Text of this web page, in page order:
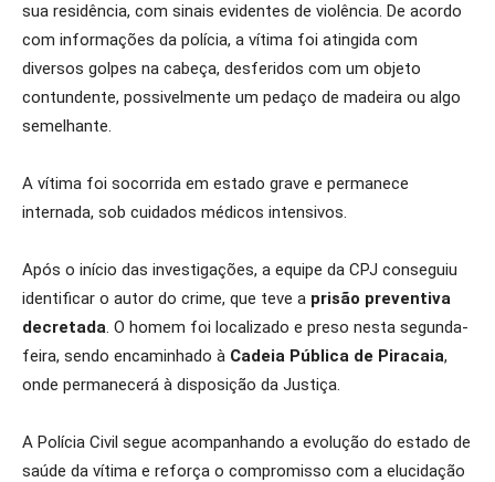
sua residência, com sinais evidentes de violência. De acordo
com informações da polícia, a vítima foi atingida com
diversos golpes na cabeça, desferidos com um objeto
contundente, possivelmente um pedaço de madeira ou algo
semelhante.
A vítima foi socorrida em estado grave e permanece
internada, sob cuidados médicos intensivos.
Após o início das investigações, a equipe da CPJ conseguiu
identificar o autor do crime, que teve a prisão preventiva
decretada. O homem foi localizado e preso nesta segunda-
feira, sendo encaminhado à Cadeia Pública de Piracaia,
onde permanecerá à disposição da Justiça.
A Polícia Civil segue acompanhando a evolução do estado de
saúde da vítima e reforça o compromisso com a elucidação